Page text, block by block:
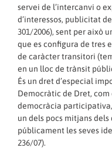
servei de l’intercanvi o
d’interessos, publicitat
301/2006), sent per això
que es configura de tres
de caràcter transitori
en un lloc de trànsit
És un dret d’especial
Democràtic de Dret,
democràcia
un dels pocs mitjans
públicament les seves
236/07).